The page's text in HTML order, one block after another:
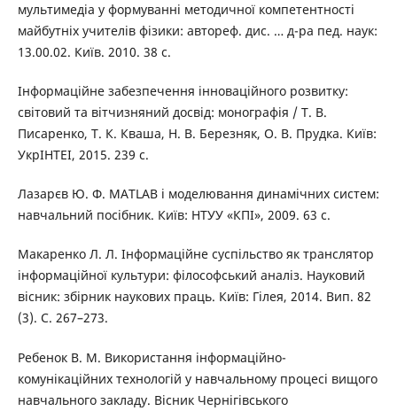
мультимедіа у формуванні методичної компетентності
майбутніх учителів фізики: автореф. дис. … д-ра пед. наук:
13.00.02. Київ. 2010. 38 с.
Інформаційне забезпечення інноваційного розвитку:
світовий та вітчизняний досвід: монографія / Т. В.
Писаренко, Т. К. Кваша, Н. В. Березняк, О. В. Прудка. Київ:
УкрІНТЕІ, 2015. 239 с.
Лазарєв Ю. Ф. MATLAB і моделювання динамічних систем:
навчальний посібник. Київ: НТУУ «КПІ», 2009. 63 c.
Макаренко Л. Л. Інформаційне суспільство як транслятор
інформаційної культури: філософський аналіз. Науковий
вісник: збірник наукових праць. Київ: Гілея, 2014. Вип. 82
(3). С. 267–273.
Ребенок В. М. Використання інформаційно-
комунікаційних технологій у навчальному процесі вищого
навчального закладу. Вісник Чернігівського